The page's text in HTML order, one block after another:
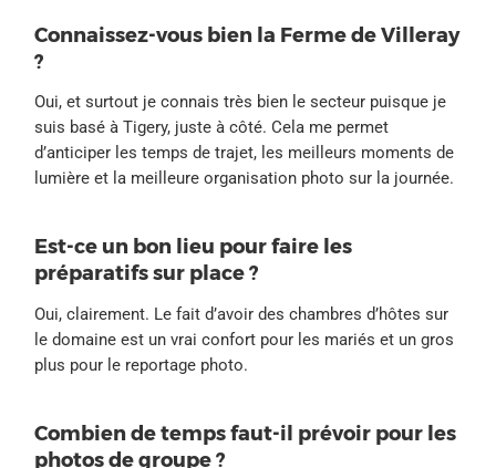
Connaissez-vous bien la Ferme de Villeray
?
Oui, et surtout je connais très bien le secteur puisque je
suis basé à Tigery, juste à côté. Cela me permet
d’anticiper les temps de trajet, les meilleurs moments de
lumière et la meilleure organisation photo sur la journée.
Est-ce un bon lieu pour faire les
préparatifs sur place ?
Oui, clairement. Le fait d’avoir des chambres d’hôtes sur
le domaine est un vrai confort pour les mariés et un gros
plus pour le reportage photo.
Combien de temps faut-il prévoir pour les
photos de groupe ?